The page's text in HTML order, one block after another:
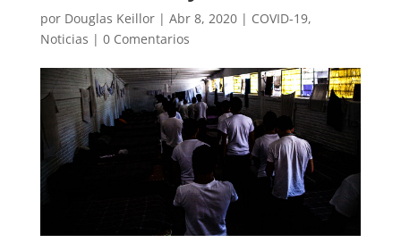
por Douglas Keillor| Abr 8, 2020| COVID-19,
Noticias | 0 Comentarios